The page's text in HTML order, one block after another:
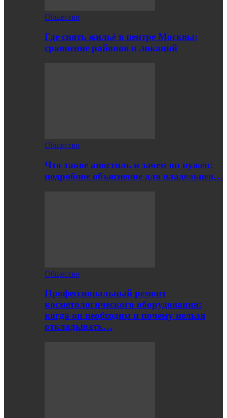
Общество
Где снять жильё в центре Москвы:
сравнение районов и локаций
Общество
Что такое апостиль и зачем он нужен:
подробное объяснение для владельцев…
Общество
Профессиональный ремонт
косметологического оборудования:
когда он необходим и почему нельзя
откладывать…